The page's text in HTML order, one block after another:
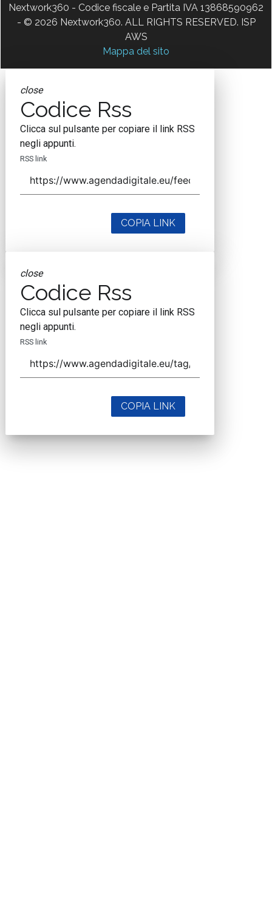
Nextwork360 - Codice fiscale e Partita IVA 13868590962
- © 2026 Nextwork360. ALL RIGHTS RESERVED. ISP
AWS
Mappa del sito
close
Codice Rss
Clicca sul pulsante per copiare il link RSS
negli appunti.
RSS link
COPIA LINK
close
Codice Rss
Clicca sul pulsante per copiare il link RSS
negli appunti.
RSS link
COPIA LINK